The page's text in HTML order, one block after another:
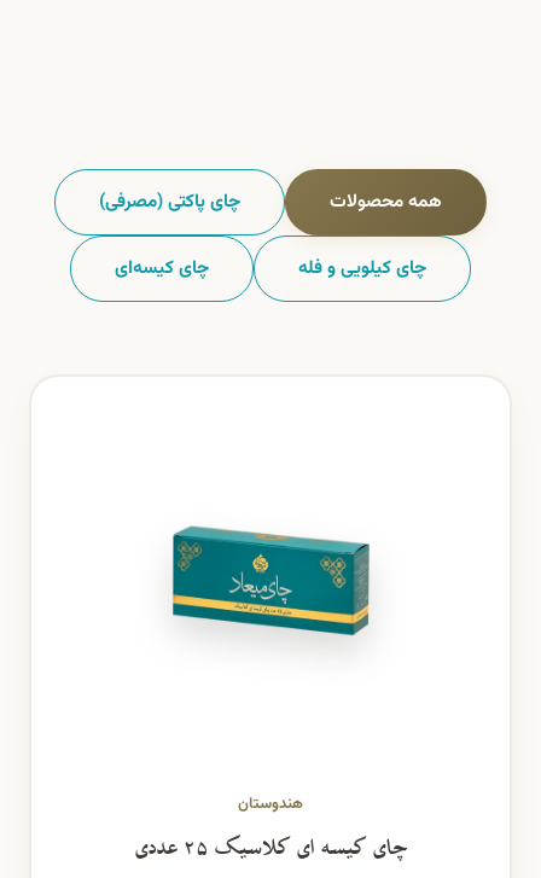
همه محصولات چای پاکتی (مصرفی)
چای کیلویی و فله چای کیسه‌ای
هندوستان
چای کیسه ای کلاسیک ۲۵ عددی